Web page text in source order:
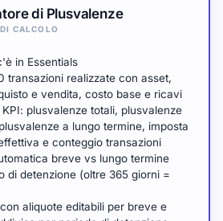
di Plusvalenze
CALCOLO
in Essentials
transazioni realizzate con asset,
e vendita, costo base e ricavi
plusvalenze totali, plusvalenze
a lungo termine, imposta
e conteggio transazioni
breve vs lungo termine
di detenzione (oltre 365 giorni =
aliquote editabili per breve e